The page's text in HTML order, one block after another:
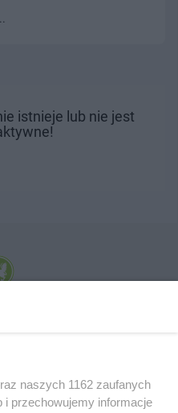
istnieje lub nie jest
Serwis Informacyjny Miasta
naszych 1162 zaufanych
i przechowujemy informacje